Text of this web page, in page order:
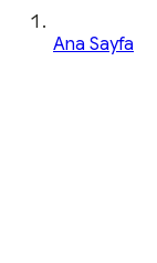
Ana Sayfa